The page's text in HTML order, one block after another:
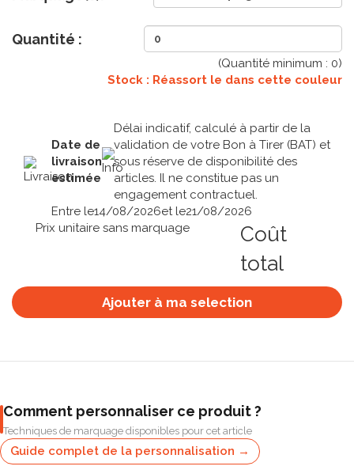
Quantité :
(Quantité minimum : 0)
Stock : Réassort le dans cette couleur
Date de
livraison
estimée
Délai indicatif, calculé à partir de la
validation de votre Bon à Tirer (BAT) et
sous réserve de disponibilité des
articles. Il ne constitue pas un
engagement contractuel.
Entre le14/08/2026et le21/08/2026
Prix unitaire sans marquage
Coût
total
Ajouter à ma selection
Comment personnaliser ce produit ?
Techniques de marquage disponibles pour cet article
Guide complet de la personnalisation →